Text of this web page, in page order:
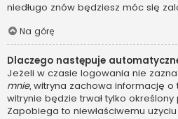
niedługo znów będziesz móc się
Na górę
Dlaczego następuje
Jeżeli w czasie logowania nie
mnie, witryna zachowa informację o
witrynie będzie trwał tylko
Zapobiega to niewłaściwemu